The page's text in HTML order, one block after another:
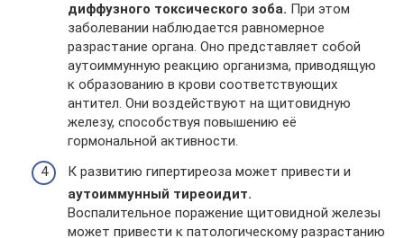
диффузного токсического зоба. При этом
заболевании наблюдается равномерное
разрастание органа. Оно представляет собой
аутоиммунную реакцию организма, приводящую
к образованию в крови соответствующих
антител. Они воздействуют на щитовидную
железу, способствуя повышению её
гормональной активности.
К развитию гипертиреоза может привести и
аутоиммунный тиреоидит.
Воспалительное поражение щитовидной железы
может привести к патологическому разрастанию